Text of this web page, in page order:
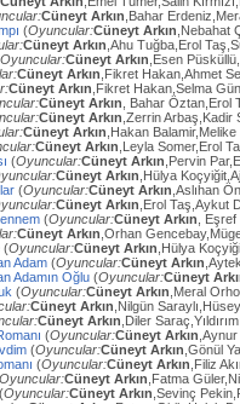
Cüneyt Arkın ,Bahar
(Oyuncular:Cüneyt Arkın ,Nebahat
Cüneyt Arkın ,Ahu Tuğba,Erol
Oyuncular:Cüneyt Arkın ,Esen
Cüneyt Arkın ,Fikret Hakan,Ahmet
Cüneyt Arkın ,Fikret Hakan,Selma
Cüneyt Arkın , Bahar Öztan,Erol
Cüneyt Arkın ,Zerrin Arbaş,Kadir
Cüneyt Arkın ,Hakan
Cüneyt Arkın ,Leyla Somer,Erol
(Oyuncular:Cüneyt Arkın ,Pervin
Cüneyt Arkın ,Hülya
(Oyuncular:Cüneyt Arkın ,Aslıhan
Cüneyt Arkın ,Erol Taş,Aykut
(Oyuncular:Cüneyt Arkın ,
Cüneyt Arkın ,Orhan
(Oyuncular:Cüneyt Arkın ,Hülya
Adam (Oyuncular:Cüneyt Arkın
Adamın Oğlu (Oyuncular:Cüneyt
(Oyuncular:Cüneyt Arkın ,Meral
Cüneyt Arkın ,Nilgün
Cüneyt Arkın ,Diler
(Oyuncular:Cüneyt Arkın
(Oyuncular:Cüneyt Arkın ,Gönül
(Oyuncular:Cüneyt Arkın ,Filiz
Oyuncular:Cüneyt Arkın ,Fatma
(Oyuncular:Cüneyt Arkın ,Sevinç